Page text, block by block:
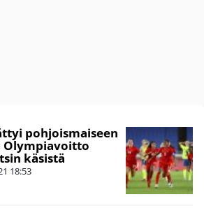
pohjoismaiseen
Olympiavoitto
käsistä
18:53